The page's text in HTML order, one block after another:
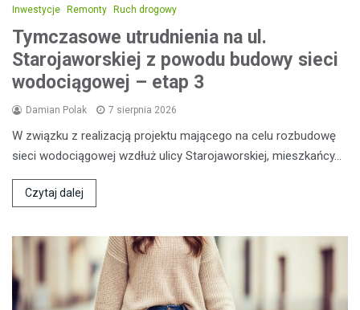
Inwestycje Remonty Ruch drogowy
Tymczasowe utrudnienia na ul.
Starojaworskiej z powodu budowy sieci
wodociągowej – etap 3
Damian Polak 7 sierpnia 2026
W związku z realizacją projektu mającego na celu rozbudowę
sieci wodociągowej wzdłuż ulicy Starojaworskiej, mieszkańcy…
Czytaj dalej